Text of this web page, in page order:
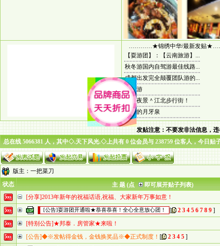
…………★锦绣中华/最新发贴
【耍游团】：【云南旅游】...
秋冬游国内自驾游最佳线路...
成都出发完全颠覆团队游的...
香港游
重庆夜景＾江北步行街！
神奇的月牙泉
发贴注意：不要发非法信息，
总在线 5066381 人，其中◇.天下风光.◇上共有 0 位会员与 238759 位客人，今日贴
版主： 一把菜刀
状态
主 题 (点
即可展开贴子列表)
[分享]2013年新年的祝福话语,祝福、大家新年万事如意！
[公告]耍游团开通啦★恭喜恭喜！全心全意放心团！ [ 2 3 4 5 6 7 8 9 ]
[特别公告]★邦泰．房管家★来啦！
[公告]◆※发帖得金钱，金钱换奖品※◆正式制度！ [ 2 3 4 5 ]